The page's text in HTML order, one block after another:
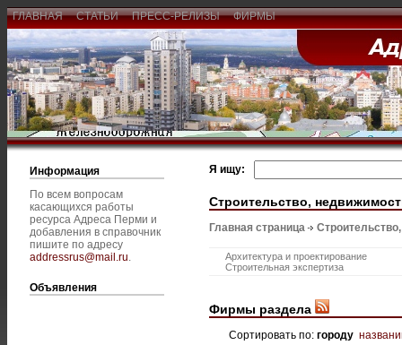
ГЛАВНАЯ СТАТЬИ ПРЕСС-РЕЛИЗЫ ФИРМЫ
Информация
По всем вопросам
касающихся работы
ресурса Адреса Перми и
добавления в справочник
пишите по адресу
addressrus@mail.ru.
Объявления
Я ищу:
Строительство,
Главная страница
Архитектура и проектирование
Строительная экспертиза
Фирмы раздела
Сортировать по: городу